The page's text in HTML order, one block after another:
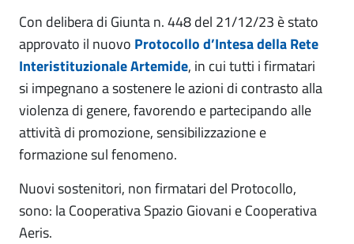
Con delibera di Giunta n. 448 del 21/12/23 è stato
approvato il nuovo Protocollo d’Intesa della Rete
Interistituzionale Artemide, in cui tutti i firmatari
si impegnano a sostenere le azioni di contrasto alla
violenza di genere, favorendo e partecipando alle
attività di promozione, sensibilizzazione e
formazione sul fenomeno.
Nuovi sostenitori, non firmatari del Protocollo,
sono: la Cooperativa Spazio Giovani e Cooperativa
Aeris.